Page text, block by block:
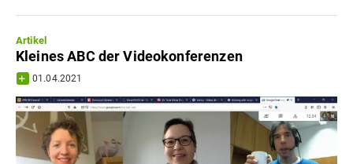
Artikel
Kleines ABC der Videokonferenzen
01.04.2021